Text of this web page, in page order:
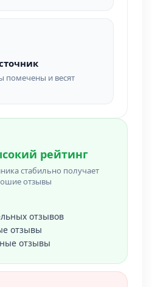
помечены и весят
рейтинг
стабильно получает
отзывы
отзывов
отзывы
отзывы